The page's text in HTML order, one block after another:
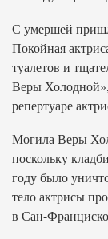
С умершей
Покойная
туалетов и
Веры
репертуаре
Могила Веры
поскольку
году было
тело актрисы
в Сан-